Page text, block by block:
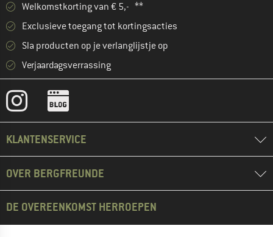
Welkomstkorting van € 5,- **
Exclusieve toegang tot kortingsacties
Sla producten op je verlanglijstje op
Verjaardagsverrassing
KLANTENSERVICE
OVER BERGFREUNDE
DE OVEREENKOMST HERROEPEN